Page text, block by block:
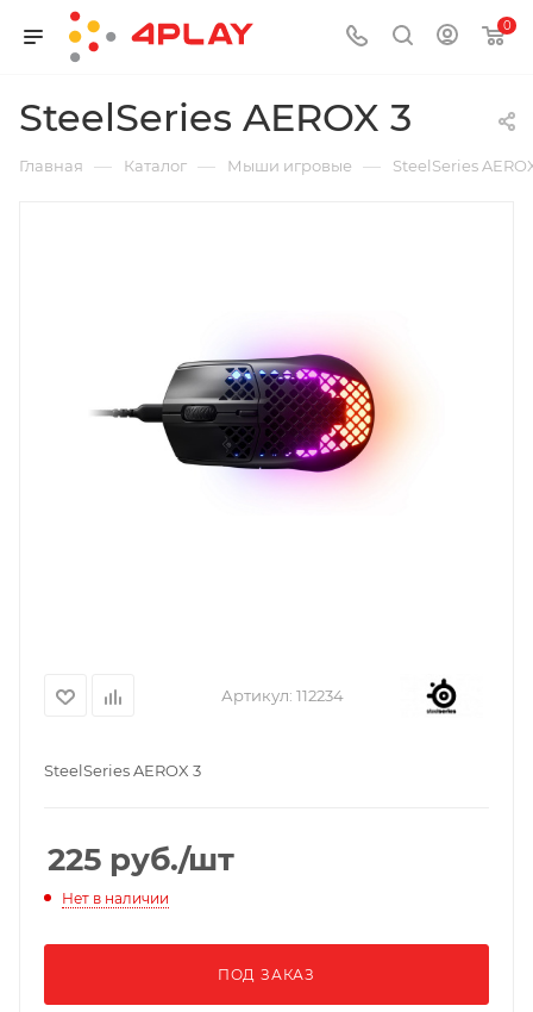
0
SteelSeries AEROX 3
Главная — Каталог — Мыши игровые — SteelSeries
Артикул: 112234
SteelSeries AEROX 3
225 руб./шт
Нет в наличии
ПОД ЗАКАЗ